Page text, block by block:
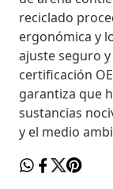
reciclado
ergonómica y
ajuste seguro
certificación
garantiza que
sustancias
y el medio